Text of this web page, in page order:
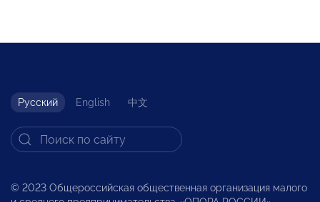
Русский English 中文
© 2023 Общероссийская общественная организация малого